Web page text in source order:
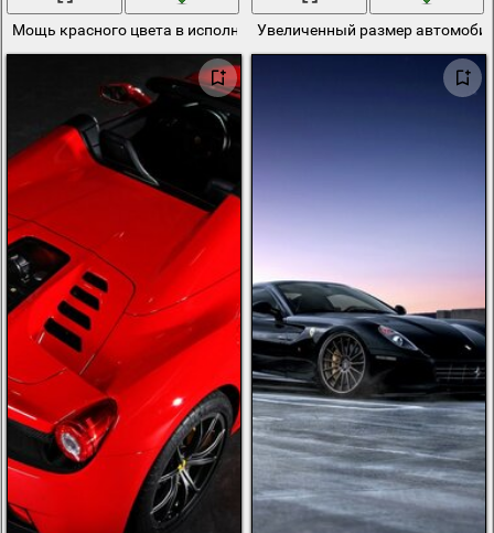
Мощь красного цвета в исполнении Феррари
Увеличенный размер